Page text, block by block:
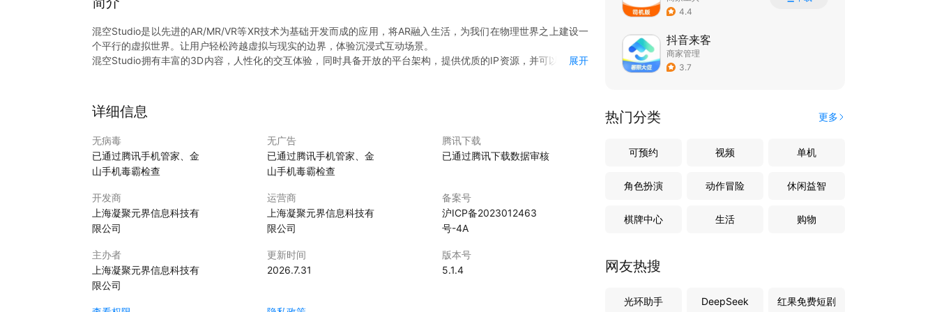
混空Studio是以先进的AR/MR/VR等XR技术为基础开发而成的应用，将AR融入生活，为我们在物理世界之上建设一
个平行的虚拟世界。让用户轻松跨越虚拟与现实的边界，体验沉浸式互动场景。
混空Studio拥有丰富的3D内容，人性化的交互体验，同时具备开放的平台架构，提供优质的IP资源，并可以让多个
展开
详细信息
无病毒
已通过腾讯手机管家、金
山手机毒霸检查
无广告
已通过腾讯手机管家、金
山手机毒霸检查
腾讯下载
已通过腾讯下载数据审核
开发商
上海凝聚元界信息科技有
限公司
运营商
上海凝聚元界信息科技有
限公司
备案号
沪ICP备2023012463
号-4A
主办者
上海凝聚元界信息科技有
限公司
更新时间
2026.7.31
版本号
5.1.4
4.4
抖音来客
商家管理
3.7
热门分类 更多
可预约 视频 单机
角色扮演 动作冒险 休闲益智
棋牌中心 生活 购物
网友热搜
光环助手 DeepSeek 红果免费短剧